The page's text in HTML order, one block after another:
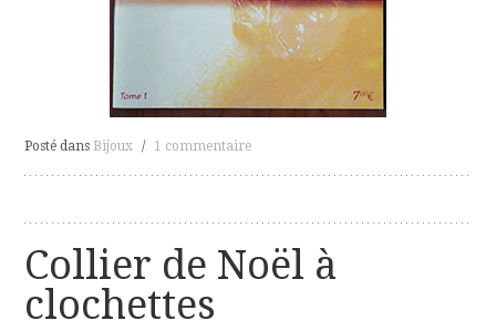
Posté dans Bijoux / 1 commentaire
Collier de Noël à
clochettes